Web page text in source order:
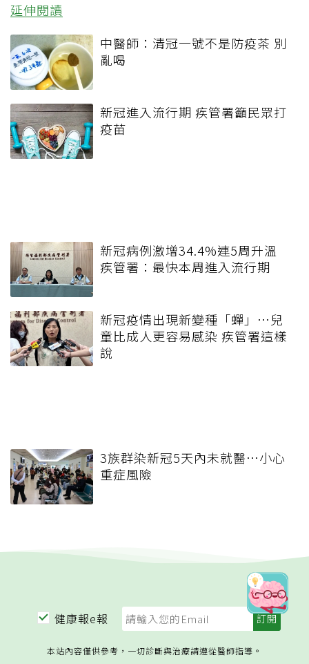
延伸閱讀
中醫師：清冠一號不是防疫茶 別
亂喝
新冠進入流行期 疾管署籲民眾打
疫苗
新冠病例激增34.4%連5周升溫
疾管署：最快本周進入流行期
新冠疫情出現新變種「蟬」…兒
童比成人更容易感染 疾管署這樣
說
3族群染新冠5天內未就醫…小心
重症風險
健康報e報
本站內容僅供參考，一切診斷與治療請遵從醫師指導。